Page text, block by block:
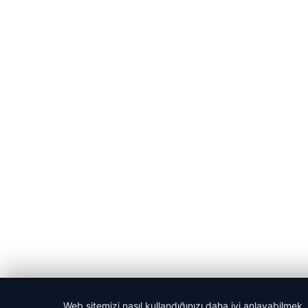
Web sitemizi nasıl kullandığınızı daha iyi